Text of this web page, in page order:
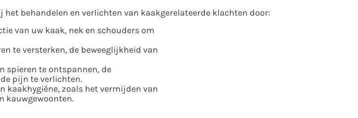
behandelen en verlichten van kaakgerelateerde klachten door:
van uw kaak, nek en schouders om
te versterken, de beweeglijkheid van
spieren te ontspannen, de
pijn te verlichten.
kaakhygiëne, zoals het vermijden van
kauwgewoonten.